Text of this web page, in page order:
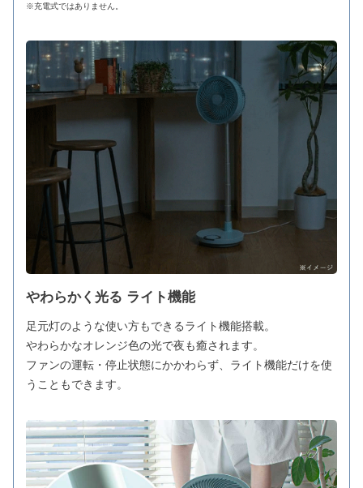
※充電式ではありません。
やわらかく光る ライト機能
足元灯のような使い方もできるライト機能搭載。
やわらかなオレンジ色の光で夜も癒されます。
ファンの運転・停止状態にかかわらず、ライト機能だけを使
うこともできます。